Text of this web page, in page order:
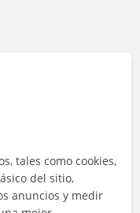
tales como cookies,
del sitio,
anuncios y medir